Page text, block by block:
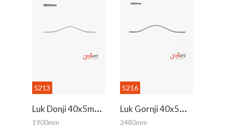
5213
L
Uk Donji 40x5mm Grif 1.9m
1900mm
5216
L
Uk Gornji 40x5mm Grif
2480mm